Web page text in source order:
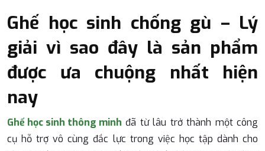
Ghế học sinh chống gù – Lý
giải vì sao đây là sản phẩm
được ưa chuộng nhất hiện
nay
Ghế học sinh thông minh đã từ lâu trở thành một công
cụ hỗ trợ vô cùng đắc lực trong việc học tập dành cho